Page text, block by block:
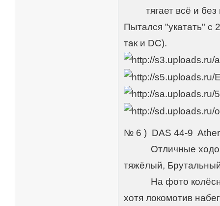
тягает всё и без
Пытался "укатать" с
так и DC).
№ 6 ) DAS 44-9
Отличные
тяжёлый,
На фото колёсных
хотя локомотив